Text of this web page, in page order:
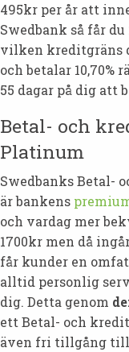
495kr per år att
Swedbank så får
vilken kreditgräns
och betalar
55 dagar på dig att
Betal- och
Platinum
Swedbanks Betal-
är bankens
och vardag mer
1700kr men då
får kunder en
alltid personlig
dig. Detta genom
ett Betal- och
även fri tillgång till